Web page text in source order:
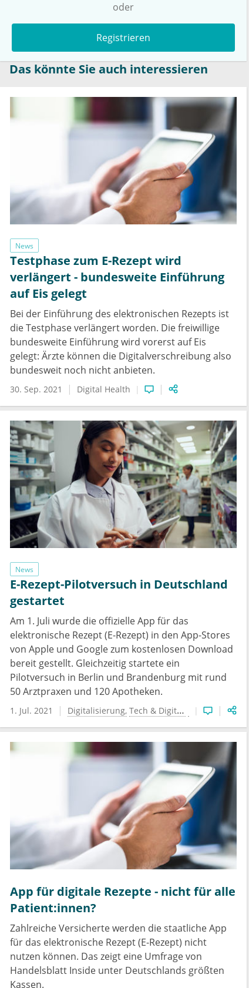
oder
Registrieren
Das könnte Sie auch interessieren
News
Testphase zum E-Rezept wird
verlängert - bundesweite Einführung
auf Eis gelegt
Bei der Einführung des elektronischen Rezepts ist
die Testphase verlängert worden. Die freiwillige
bundesweite Einführung wird vorerst auf Eis
gelegt: Ärzte können die Digitalverschreibung also
bundesweit noch nicht anbieten.
30. Sep. 2021 Digital Health
News
E-Rezept-Pilotversuch in Deutschland
gestartet
Am 1. Juli wurde die offizielle App für das
elektronische Rezept (E-Rezept) in den App-Stores
von Apple und Google zum kostenlosen Download
bereit gestellt. Gleichzeitig startete ein
Pilotversuch in Berlin und Brandenburg mit rund
50 Arztpraxen und 120 Apotheken.
1. Jul. 2021 Digitalisierung Tech & Digital Telemedizin
App für digitale Rezepte - nicht für alle
Patient:innen?
Zahlreiche Versicherte werden die staatliche App
für das elektronische Rezept (E-Rezept) nicht
nutzen können. Das zeigt eine Umfrage von
Handelsblatt Inside unter Deutschlands größten
Kassen.